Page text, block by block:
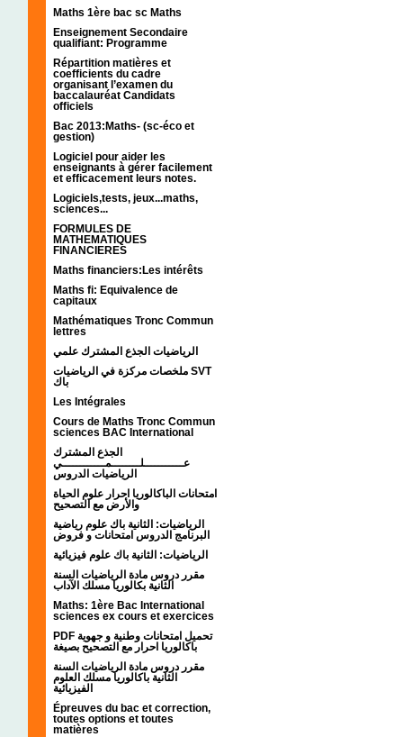
Maths 1ère bac sc Maths
Enseignement Secondaire
qualifiant: Programme
Répartition matières et
coefficients du cadre
organisant l’examen du
baccalauréat Candidats
officiels
Bac 2013:Maths- (sc-éco et
gestion)
Logiciel pour aider les
enseignants à gérer facilement
et efficacement leurs notes.
Logiciels,tests, jeux...maths,
sciences...
FORMULES DE
MATHEMATIQUES
FINANCIERES
Maths financiers:Les intérêts
Maths fi: Equivalence de
capitaux
Mathématiques Tronc Commun
lettres
الرياضيات الجذع المشترك علمي
ملخصات مركزة في الرياضيات SVT
باك
Les Intégrales
Cours de Maths Tronc Commun
sciences BAC International
الجذع المشترك
عـــــــــــلــــــــمــــــــــــي
الرياضيات الدروس
امتحانات الباكالوريا احرار علوم الحياة
والأرض مع التصحيح
الرياضيات: الثانية باك علوم رياضية
البرنامج الدروس امتحانات و فروض
الرياضيات: الثانية باك علوم فيزيائية
مقرر دروس مادة الرياضيات السنة
الثانية بكالوريا مسلك الآداب
Maths: 1ère Bac International
sciences ex cours et exercices
PDF تحميل امتحانات وطنية و جهوية
باكالوريا احرار مع التصحيح بصيغة
مقرر دروس مادة الرياضيات السنة
الثانية باكالوريا مسلك العلوم
الفيزيائية
Épreuves du bac et correction,
toutes options et toutes
matières